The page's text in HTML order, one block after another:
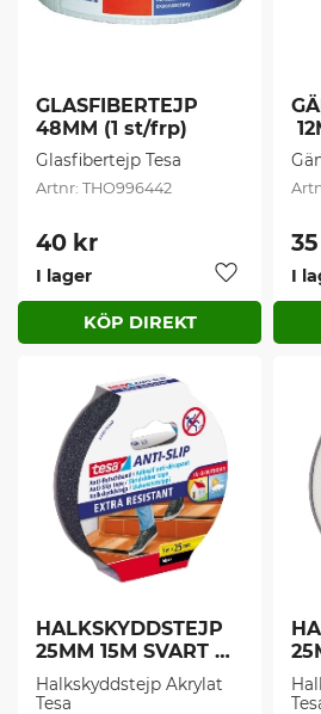
GLASFIBERTEJP
48MM (1 st/frp)
Glasfibertejp Tesa
THO996442
40 kr
Lägg till i
I lager
35
I
HALKSKYDDSTEJP
25MM 15M SVART
TESA (1 st/frp)
Halkskyddstejp Akrylat
Tesa